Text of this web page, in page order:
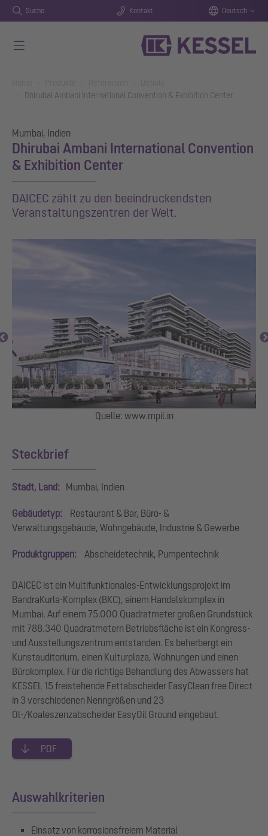
Suche Kontakt Deutsch
Dhirubai Ambani International Convention & Exhibition Center
Mumbai, Indien
Dhirubai Ambani International Convention
& Exhibition Center
DAICEC zählt zu den beeindruckendsten
Veranstaltungszentren der Welt.
Quelle: www.mpil.in
Steckbrief
Stadt, Land: Mumbai, Indien
Gebäudetyp:
Restaurant & Bar, Büro- &
Verwaltungsgebäude, Wohngebäude, Industrie & Gewerbe
Produktgruppen: Abscheidetechnik, Pumpentechnik
DAICEC ist ein Multifunktionales-Entwicklungsprojekt im
BandraKurla-Komplex (BKC), einem Handelskomplex in
Mumbai. Auf einem 75.000 Quadratmeter großen Grundstück
mit 788.340 Quadratmetern Betriebsfläche ist ein Kongress-
und Ausstellungszentrum entstanden. Es beherbergt ein
Kunstauditorium, einen Kulturplaza, Wohnungen und einen
Bürokomplex. Für die richtige Behandlung des Abwassers hat
KESSEL 15 freistehende Fettabscheider EasyClean free Direct
in 3 verschiedenen Nenngrößen und 23
Öl-/Koaleszenzabscheider EasyOil Ground eingebaut.
PDF
Auswahlkriterien
Einsatz von korrosionsfreiem Material